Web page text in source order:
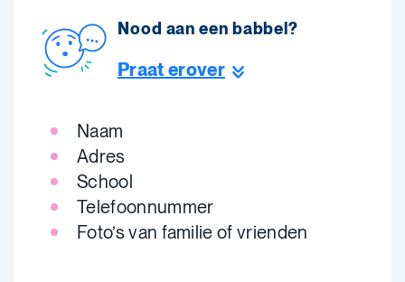
Nood aan een babbel?
Praat erover
Naam
Adres
School
Telefoonnummer
Foto’s van familie of vrienden